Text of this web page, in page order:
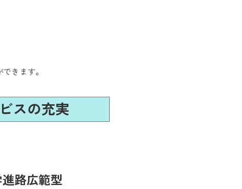
きます。
スの充実
路広範型